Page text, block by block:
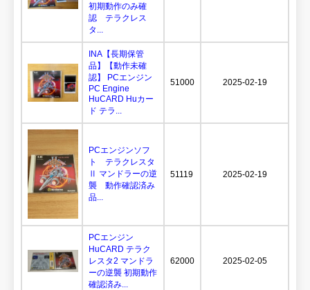
初期動作のみ確
認 テラクレス
タ...
INA【長期保管
品】【動作未確
認】 PCエンジン
PC Engine
HuCARD Huカー
ド テラ...
51000 2025-02-19
PCエンジンソフ
ト テラクレスタ
Ⅱ マンドラーの逆
襲 動作確認済み
品...
51119 2025-02-19
PCエンジン
HuCARD テラク
レスタ2 マンドラ
ーの逆襲 初期動作
確認済み...
62000 2025-02-05